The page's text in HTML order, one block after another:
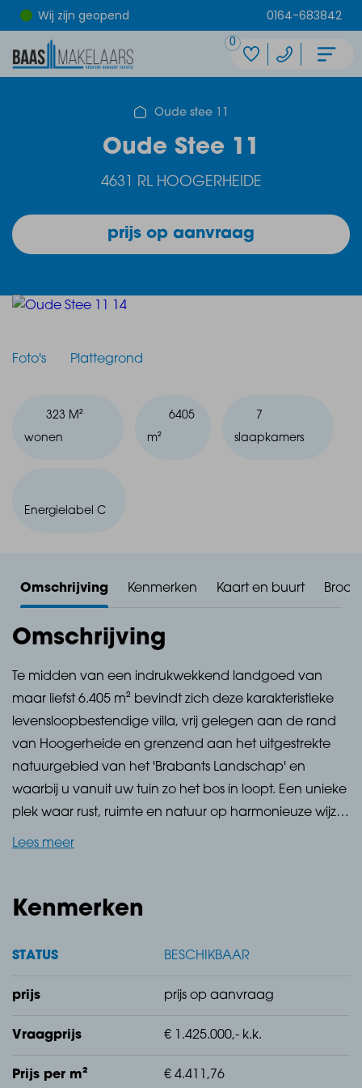
Wij zijn geopend 0164-683842
0
Oude stee 11
Oude Stee 11
4631 RL HOOGERHEIDE
prijs op aanvraag
Foto's Plattegrond
323 M²
wonen
6405
m²
7
slaapkamers
Energielabel C
Omschrijving Kenmerken Kaart en buurt
Omschrijving
Te midden van een indrukwekkend landgoed van
maar liefst 6.405 m² bevindt zich deze karakteristieke
levensloopbestendige villa, vrij gelegen aan de rand
van Hoogerheide en grenzend aan het uitgestrekte
natuurgebied van het 'Brabants Landschap' en
waarbij u vanuit uw tuin zo het bos in loopt. Een unieke
plek waar rust, ruimte en natuur op harmonieuze wijze
samenkomen.
Oorspronkelijk gebouwd in 1910, heeft de woning in de
moderniseringen ondergaan, waarbij de authentieke
Met een woonoppervlakte van ruim 323 m² biedt de
villa volop ruimte voor comfortabel wonen.
De ligging is ideaal voor wie de drukte wil ontvluchten
Lees meer
Kenmerken
STATUS BESCHIKBAAR
prijs prijs op aanvraag
Vraagprijs € 1.425.000,- k.k.
Prijs per m² € 4.411,76